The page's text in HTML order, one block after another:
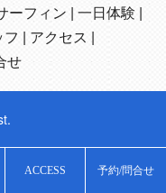
ACCESS 予約/問合せ
ーフィン 一日体験
アクセス
せ